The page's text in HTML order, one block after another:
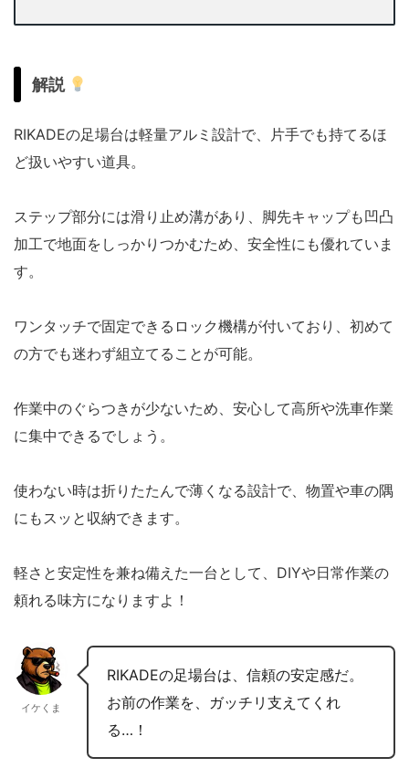
解説
RIKADEの足場台は軽量アルミ設計で、片手でも持てるほ
ど扱いやすい道具。
ステップ部分には滑り止め溝があり、脚先キャップも凹凸
加工で地面をしっかりつかむため、安全性にも優れていま
す。
ワンタッチで固定できるロック機構が付いており、初めて
の方でも迷わず組立てることが可能。
作業中のぐらつきが少ないため、安心して高所や洗車作業
に集中できるでしょう。
使わない時は折りたたんで薄くなる設計で、物置や車の隅
にもスッと収納できます。
軽さと安定性を兼ね備えた一台として、DIYや日常作業の
頼れる味方になりますよ！
イケくま
RIKADEの足場台は、信頼の安定感だ。
お前の作業を、ガッチリ支えてくれ
る…！